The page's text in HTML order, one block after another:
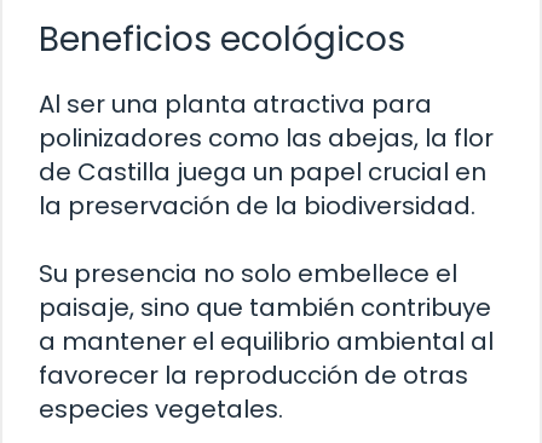
Beneficios ecológicos
Al ser una planta atractiva para
polinizadores como las abejas, la flor
de Castilla juega un papel crucial en
la preservación de la biodiversidad.
Su presencia no solo embellece el
paisaje, sino que también contribuye
a mantener el equilibrio ambiental al
favorecer la reproducción de otras
especies vegetales.